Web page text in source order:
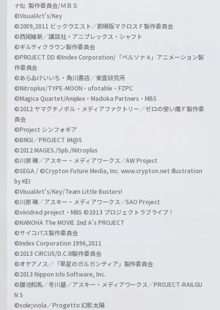
ナII』製作委員会/ＭＢＳ
©VisualArt's/Key
©2009,2011 ビックウエスト／劇場版マクロスＦ製作委員会
©西尾維新／講談社・アニプレックス・シャフト
©ギルティクラウン製作委員会
©PROJECT DD ©Index Corporation/「ペルソナ４」アニメーション製
作委員会
©あらゐけいいち・角川書店／東雲研究所
©Nitroplus/TYPE-MOON・ufotable・FZPC
©Magica Quartet/Aniplex・Madoka Partners・MBS
©2012 ヤマグチノボル・メディアファクトリー／ゼロの使い魔Ｆ製作委
員会
©Project シンフォギア
©BNGI／PROJECT iM@S
©2012 MAGES./5pb./Nitroplus
©川原 礫／アスキー・メディアワークス／AW Project
©SEGA / ©Crypton Future Media, Inc. www.crypton.net Illustration
by KEI
©VisualArt's/Key/Team Little Busters!
©川原 礫／アスキー・メディアワークス／SAO Project
©vividred project・MBS ©2013 プロジェクトラブライブ！
©NANOHA The MOVIE 2nd A's PROJECT
©サイコパス製作委員会
©Index Corporation 1996,2011
©2013 CIRCUS/D.C.III製作委員会
©オケアノス／「翠星のガルガンティア」製作委員会
©2013 Nippon Ichi Software, Inc.
©鎌池和馬／冬川基／アスキー・メディアワークス／PROJECT-RAILGU
N S
©sole;viola／Progetto 幻影太陽